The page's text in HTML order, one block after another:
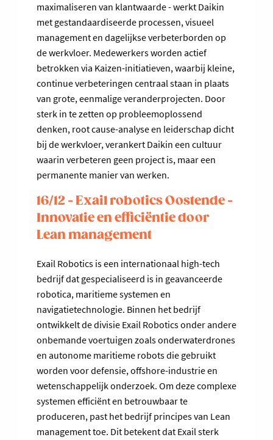
maximaliseren van klantwaarde - werkt Daikin
met gestandaardiseerde processen, visueel
management en dagelijkse verbeterborden op
de werkvloer. Medewerkers worden actief
betrokken via Kaizen-initiatieven, waarbij kleine,
continue verbeteringen centraal staan in plaats
van grote, eenmalige veranderprojecten. Door
sterk in te zetten op probleemoplossend
denken, root cause-analyse en leiderschap dicht
bij de werkvloer, verankert Daikin een cultuur
waarin verbeteren geen project is, maar een
permanente manier van werken.
16/12 - Exail robotics Oostende -
Innovatie en efficiëntie door
Lean management
Exail Robotics is een internationaal high-tech
bedrijf dat gespecialiseerd is in geavanceerde
robotica, maritieme systemen en
navigatietechnologie. Binnen het bedrijf
ontwikkelt de divisie Exail Robotics onder andere
onbemande voertuigen zoals onderwaterdrones
en autonome maritieme robots die gebruikt
worden voor defensie, offshore-industrie en
wetenschappelijk onderzoek. Om deze complexe
systemen efficiënt en betrouwbaar te
produceren, past het bedrijf principes van Lean
management toe. Dit betekent dat Exail sterk